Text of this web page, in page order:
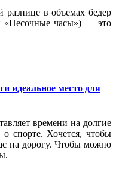
разнице в объемах бедер
«Песочные часы») — это
идеальное место для
времени на долгие
спорте. Хочется, чтобы
на дорогу. Чтобы можно